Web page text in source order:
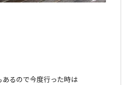
るので今度行った時は